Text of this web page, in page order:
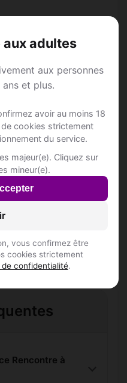
adultes
aux personnes
ans et plus.
avoir au moins 18
cookies strictement
du service.
majeur(e). Cliquez sur
mineur(e).
vous confirmez être
cookies strictement
de confidentialité.
à
Dietlikon et des
!
Rencontre à